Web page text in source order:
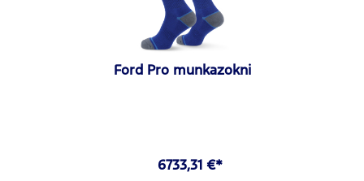
Ford Pro munkazokni
6733,31 €*